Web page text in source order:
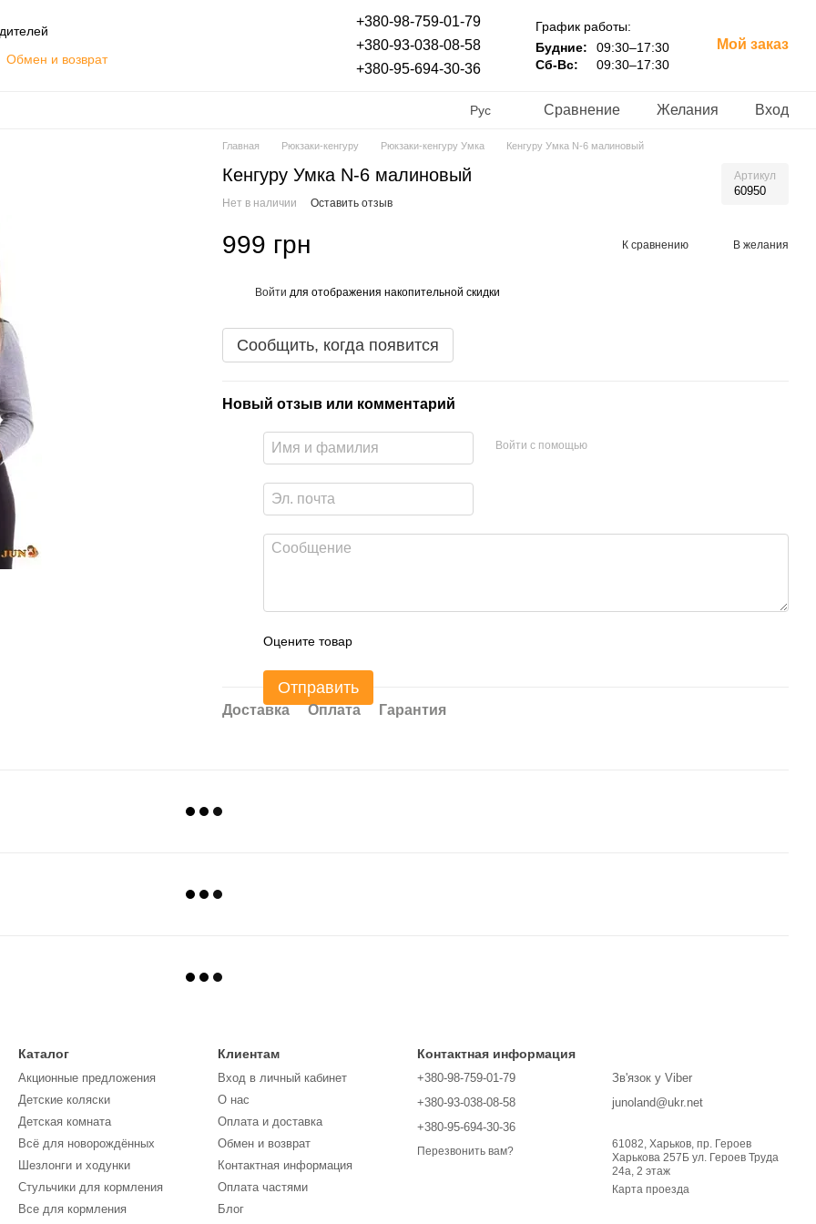
Обмен и возврат
+380-98-759-01-79
+380-93-038-08-58
+380-95-694-30-36
График работы:
Будние:
09:30–17:30
Сб-Вс:
09:30–17:30
Мой заказ
Рус Сравнение Желания Вход
Главная Рюкзаки-кенгуру Рюкзаки-кенгуру Умка Кенгуру Умка N-6 малиновый
Кенгуру Умка N-6 малиновый Артикул
60950
Нет в наличии Оставить отзыв
999 грн К сравнению В желания
Войти для отображения накопительной скидки
Сообщить, когда появится
Новый отзыв или комментарий
Войти с помощью
Оцените товар
Отправить
Доставка Оплата Гарантия
Каталог
Акционные предложения
Детские коляски
Детская комната
Всё для новорождённых
Шезлонги и ходунки
Стульчики для кормления
Все для кормления
Клиентам
Вход в личный кабинет
О нас
Оплата и доставка
Обмен и возврат
Контактная информация
Оплата частями
Блог
Контактная информация
+380-98-759-01-79
+380-93-038-08-58
+380-95-694-30-36
Перезвонить вам?
Зв'язок у Viber
junoland@ukr.net
61082, Харьков, пр. Героев
Харькова 257Б ул. Героев Труда
24а, 2 этаж
Карта проезда